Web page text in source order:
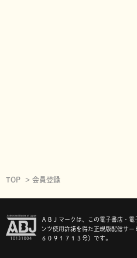
TOP 会員登録
ＡＢＪマークは、この電子書店・
ンツ使用許諾を得た正規版配信サ
６０９１７１３号）です。